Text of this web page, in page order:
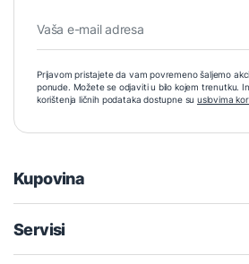
Prijavom pristajete da vam povremeno šaljemo
ponude. Možete se odjaviti u bilo kojem trenutku.
korištenja ličnih podataka dostupne su uslovima
Kupovina
Servisi